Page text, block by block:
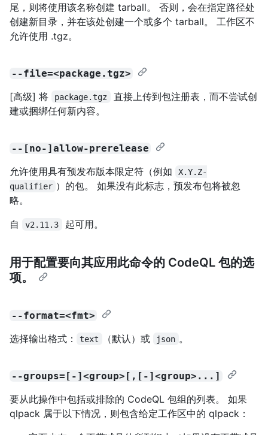
尾，则将使用该名称创建 tarball。 否则，会在指定路径处
创建新目录，并在该处创建一个或多个 tarball。 工作区不
允许使用 .tgz。
--file=<package.tgz>
[高级] 将 package.tgz
直接上传到包注册表，而不尝试创
建或捆绑任何新内容。
--[no-]allow-prerelease
允许使用具有预发布版本限定符（例如
X.Y.Z-
qualifier ）的包。 如果没有此标志，预发布包将被忽
略。
自
v2.11.3 起可用。
用于配置要向其应用此命令的 CodeQL 包的选
项。
--format=<fmt>
选择输出格式： text （默认）或 json 。
--groups=[-]<group>[,[-]<group>...]
要从此操作中包括或排除的 CodeQL 包组的列表。 如果
qlpack 属于以下情况，则包含给定工作区中的 qlpack：